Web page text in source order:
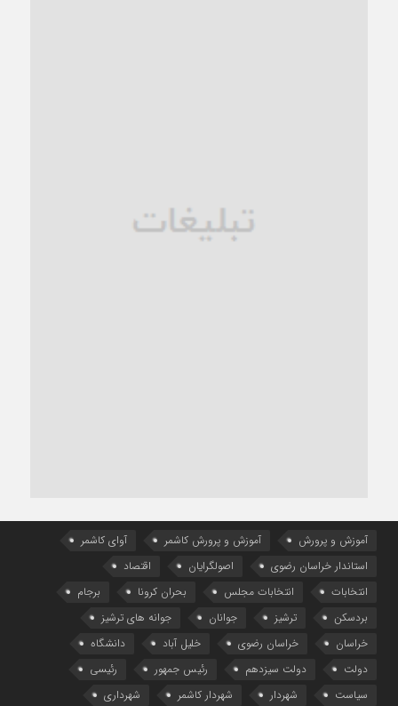
آموزش و پرورش آموزش و پرورش کاشمر
آوای کاشمر
استاندار خراسان رضوی
اصولگرایان
اقتصاد
انتخابات
انتخابات مجلس بحران کرونا
برجام
بردسکن
ترشیز جوانان
جوانه های ترشیز
خراسان
خراسان رضوی خلیل آباد
دانشگاه
دولت
دولت سیزدهم رئیس جمهور
رئیسی
سیاست
شهردار شهردار کاشمر شهرداری